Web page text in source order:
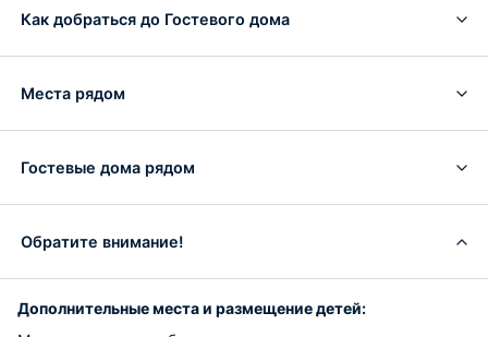
Как добраться до Гостевого дома
Места рядом
Гостевые дома рядом
Обратите внимание!
Дополнительные места и размещение детей: